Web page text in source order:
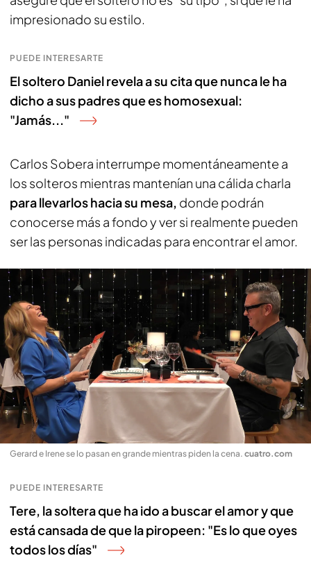
impresionado su estilo.
PUEDE INTERESARTE
El soltero Daniel revela a su cita que nunca le ha
dicho a sus padres que es homosexual:
"Jamás..."
Carlos Sobera interrumpe momentáneamente a
los solteros mientras mantenían una cálida charla
para llevarlos hacia su mesa, donde podrán
conocerse más a fondo y ver si realmente pueden
ser las personas indicadas para encontrar el amor.
Gerard e Irene se lo pasan en grande mientras piden la cena. cuatro.com
PUEDE INTERESARTE
Tere, la soltera que ha ido a buscar el amor y que
está cansada de que la piropeen: "Es lo que oyes
todos los días"